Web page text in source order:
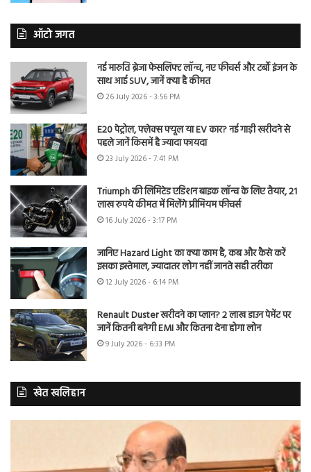
ऑटो जगत
नई मारुति ब्रेजा फेसलिफ्ट लॉन्च, नए फीचर्स और टर्बो इंजन के
साथ आई SUV, जानें क्या है कीमत
26 July 2026 - 3:56 PM
E20 पेट्रोल, फ्लेक्स फ्यूल या EV कार? नई गाड़ी खरीदने से
पहले जानें किसमें है ज्यादा फायदा
23 July 2026 - 7:41 PM
Triumph की लिमिटेड एडिशन बाइक लॉन्च के लिए तैयार, 21
लाख रुपये कीमत में मिलेंगे प्रीमियम फीचर्स
16 July 2026 - 3:17 PM
जानिए Hazard Light का क्या काम है, कब और कैसे करें
इसका इस्तेमाल, ज्यादातर लोग नहीं जानते सही तरीका
12 July 2026 - 6:14 PM
Renault Duster खरीदने का प्लान? 2 लाख डाउन पेमेंट पर
जानें कितनी बनेगी EMI और कितना देना होगा लोन
9 July 2026 - 6:33 PM
खेत खलिहान